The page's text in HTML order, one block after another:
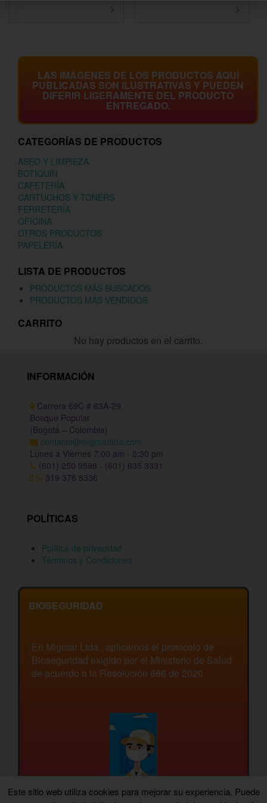
LAS IMÁGENES DE LOS PRODUCTOS AQUÍ
PUBLICADAS SON ILUSTRATIVAS Y PUEDEN
DIFERIR LIGERAMENTE DEL PRODUCTO
ENTREGADO.
CATEGORÍAS DE PRODUCTOS
ASEO Y LIMPIEZA
BOTIQUÍN
CAFETERÍA
CARTUCHOS Y TONERS
FERRETERÍA
OFICINA
OTROS PRODUCTOS
PAPELERÍA
LISTA DE PRODUCTOS
PRODUCTOS MÁS BUSCADOS
PRODUCTOS MÁS VENDIDOS
CARRITO
No hay productos en el carrito.
INFORMACIÓN
Carrera 69C # 63A-29
Bosque Popular
(Bogotá – Colombia)
contacto@migmarltda.com
Lunes a Viernes 7:00 am - 5:30 pm
(601) 250 9598 - (601) 635 3331
319 376 8336
POLÍTICAS
Política de privacidad
Términos y Condiciones
BIOSEGURIDAD
En Migmar Ltda., aplicamos el protocolo de
Bioseguridad exigido por el Ministerio de Salud
de acuerdo a la Resolución 666 de 2020
Este sitio web utiliza cookies para mejorar su experiencia. Puede